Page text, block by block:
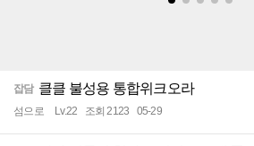
잡담 클클 불성용 통합위크오라
섬으로 Lv.22 조회 2123 05-29